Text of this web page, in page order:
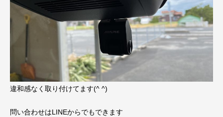
違和感なく取り付けてます(^ ^)
問い合わせはLINEからでもできます